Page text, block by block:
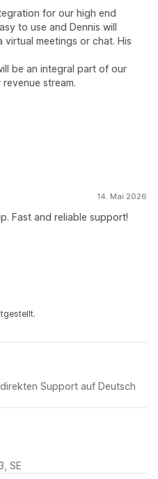
for our high end
to use and Dennis will
meetings or chat. His
be an integral part of our
stream.
14. Mai 2026
Fast and reliable support!
Support auf Deutsch
SE